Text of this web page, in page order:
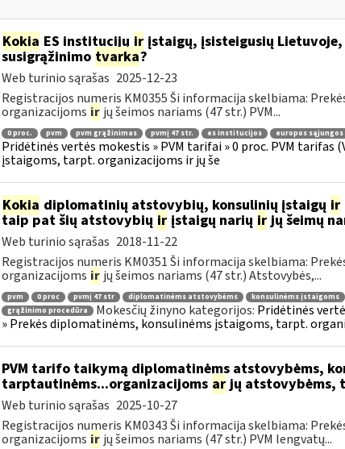
Kokia ES institucijųirįstaigų, įsisteigusių Lietuvoje,
susigrąžinimo tvarka?
Web turinio sąrašas 2025-12-23
Registracijos numeris KM0355 Ši informacija skelbiama:
organizacijoms ir jų šeimos nariams (47 str.) PVM...
0 proc. pvm pvm grąžinimas pvmį 47 str. es institucijos europos
Pridėtinės vertės mokestis » PVM tarifai » 0 proc. PVM
įstaigoms, tarpt. organizacijoms ir jų še
Kokia diplomatinių atstovybių, konsulinių įstaigų ir
taip pat šių atstovybių irįstaigų narių irjų šeimų
Web turinio sąrašas 2018-11-22
Registracijos numeris KM0351 Ši informacija skelbiama:
organizacijoms ir jų šeimos nariams (47 str.) Atstovybės,...
pvm 0 proc pvmį 47 str diplomatinėms atstovybėms konsulinėms įstaigoms
grąžinimo procedūra
Mokesčių žinyno kategorijos: Pridėtinės
» Prekės diplomatinėms, konsulinėms įstaigoms, tarpt.
PVM tarifo taikymą diplomatinėms atstovybėms,
tarptautinėms...organizacijoms arjų atstovybėms,
Web turinio sąrašas 2025-10-27
Registracijos numeris KM0343 Ši informacija skelbiama:
organizacijoms ir jų šeimos nariams (47 str.) PVM lengvatų...